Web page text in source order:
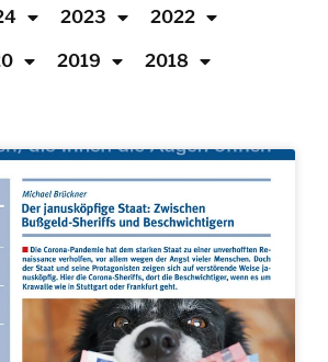
2023 2022
2019 2018